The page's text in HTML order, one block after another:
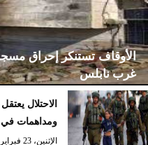
الأوقاف تستنكر إحراق
غرب نابلس
الإثنين، 23 فبراير 2026 02:15 مـ
ومداهمات في
الإثنين، 23 فبراير 2026